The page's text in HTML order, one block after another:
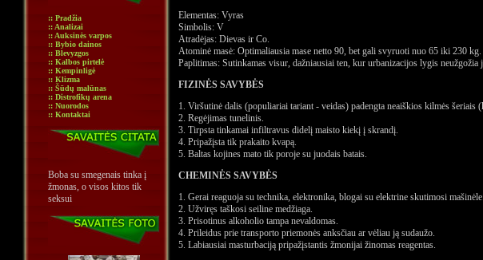
:: Pradžia
:: Analizai
:: Auksinės varpos
:: Bybio dainos
:: Blevyzgos
:: Kalbos pirtelė
:: Kempinligė
:: Klizma
:: Šūdų malūnas
:: Distrofikų arena
:: Nuorodos
:: Kontaktai
Boba su smegenais tinka į
žmonas, o visos kitos tik
seksui
Elementas: Vyras
Simbolis: V
Atradėjas: Dievas ir Co.
Atominė masė: Optimaliausia mase netto 90, bet gali svyruoti nuo 65 iki 230 kg.
Paplitimas: Sutinkamas visur, dažniausiai ten, kur urbanizacijos lygis neužgožia
FIZINĖS SAVYBĖS
1. Viršutinė dalis (populiariai tariant - veidas) padengta neaiškios kilmės šeriais
2. Regėjimas tunelinis.
3. Tirpsta tinkamai infiltravus didelį maisto kiekį į skrandį.
4. Pripažįsta tik prakaito kvapą.
5. Baltas kojines mato tik poroje su juodais batais.
CHEMINĖS SAVYBĖS
1. Gerai reaguoja su technika, elektronika, blogai su elektrine skutimosi
2. Užviręs taškosi seiline medžiaga.
3. Prisotinus alkoholio tampa nevaldomas.
4. Prileidus prie transporto priemonės anksčiau ar vėliau ją sudaužo.
5. Labiausiai masturbaciją pripažįstantis žmonijai žinomas reagentas.